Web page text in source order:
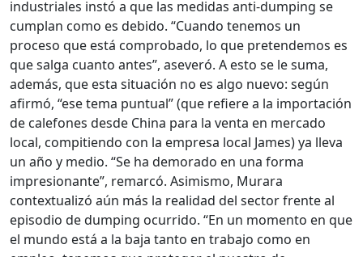
industriales instó a que las medidas anti-dumping se
cumplan como es debido. “Cuando tenemos un
proceso que está comprobado, lo que pretendemos es
que salga cuanto antes”, aseveró. A esto se le suma,
además, que esta situación no es algo nuevo: según
afirmó, “ese tema puntual” (que refiere a la importación
de calefones desde China para la venta en mercado
local, compitiendo con la empresa local James) ya lleva
un año y medio. “Se ha demorado en una forma
impresionante”, remarcó. Asimismo, Murara
contextualizó aún más la realidad del sector frente al
episodio de dumping ocurrido. “En un momento en que
el mundo está a la baja tanto en trabajo como en